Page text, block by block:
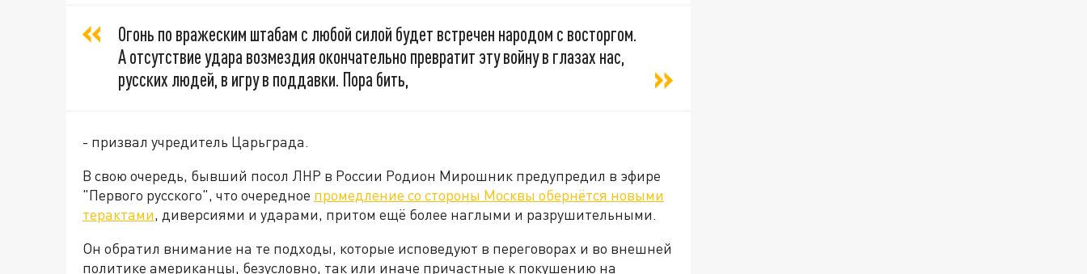
Огонь по вражеским штабам с любой силой будет встречен народом с восторгом.
А отсутствие удара возмездия окончательно превратит эту войну в глазах нас,
русских людей, в игру в поддавки. Пора бить,
- призвал учредитель Царьграда.
В свою очередь, бывший посол ЛНР в России Родион Мирошник предупредил в эфире
"Первого русского", что очередное промедление со стороны Москвы обернётся новыми
терактами, диверсиями и ударами, притом ещё более наглыми и разрушительными.
Он обратил внимание на те подходы, которые исповедуют в переговорах и во внешней
политике американцы, безусловно, так или иначе причастные к покушению на